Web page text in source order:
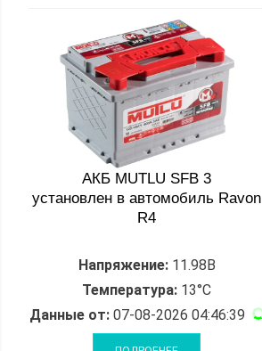
АКБ MUTLU SFB 3
установлен в автомобиль Ravon
R4
Напряжение:11.98В
Температура: 13°C
Данные от:07-08-2026 04:46:39